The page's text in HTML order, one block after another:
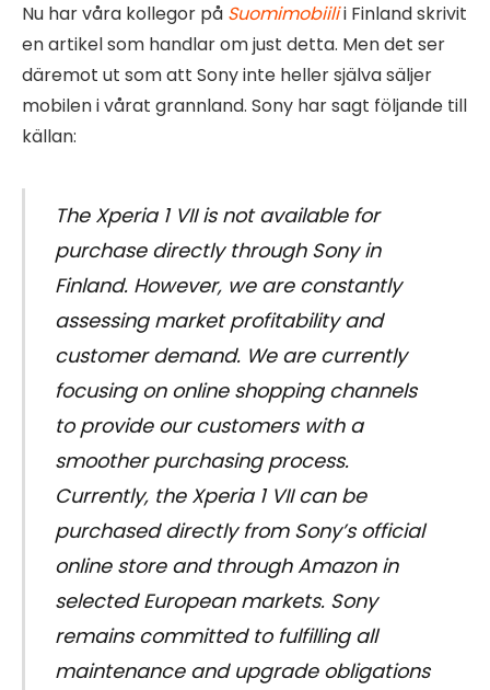
Nu har våra kollegor på Suomimobiilii Finland skrivit
en artikel som handlar om just detta. Men det ser
däremot ut som att Sony inte heller själva säljer
mobilen i vårat grannland. Sony har sagt följande till
källan:
The Xperia 1 VII is not available for
purchase directly through Sony in
Finland. However, we are constantly
assessing market profitability and
customer demand. We are currently
focusing on online shopping channels
to provide our customers with a
smoother purchasing process.
Currently, the Xperia 1 VII can be
purchased directly from Sony’s official
online store and through Amazon in
selected European markets. Sony
remains committed to fulfilling all
maintenance and upgrade obligations